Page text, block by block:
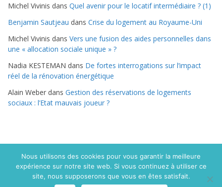
o
r
i
e
Michel Vivinis dans Quel avenir pour le locatif intermédiaire ? (1)
Benjamin Sautjeau dans Crise du logement au Royaume-Uni
Michel Vivinis dans Vers une fusion des aides personnelles dans
une « allocation sociale unique » ?
Nadia KESTEMAN dans De fortes interrogations sur l’impact
réel de la rénovation énergétique
Alain Weber dans Gestion des réservations de logements
sociaux : l’Etat mauvais joueur ?
Copyright © 2015 Politique du logement.com. Tous droits
Nous utilisons des cookies pour vous garantir la meilleure
expérience sur notre site web. Si vous continuez à utiliser ce
site, nous supposerons que vous en êtes satisfait.